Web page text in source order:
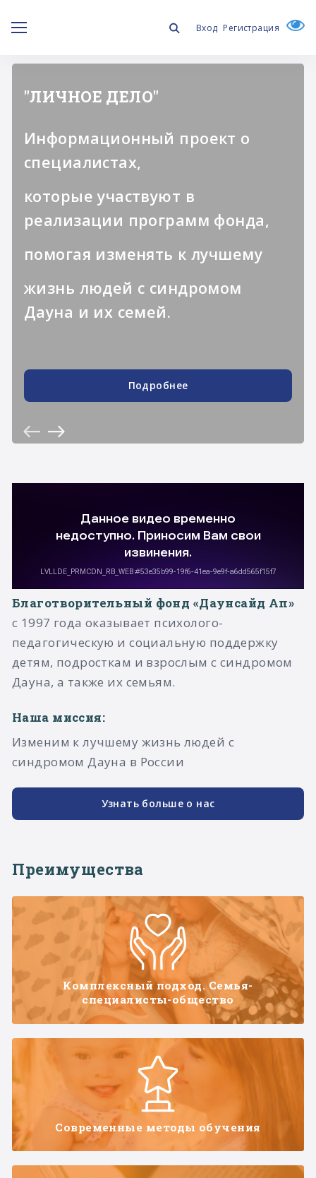
Вход Регистрация
"ЛИЧНОЕ ДЕЛО"
Информационный проект о
специалистах,
которые участвуют в
реализации программ фонда,
помогая изменять к лучшему
жизнь людей с синдромом
Дауна и их семей.
Подробнее
Благотворительный фонд «Даунсайд Ап»
с 1997 года оказывает психолого-
педагогическую и социальную поддержку
детям, подросткам и взрослым с синдромом
Дауна, а также их семьям.​
Наша миссия:
Изменим к лучшему жизнь людей с
синдромом Дауна в России
Узнать больше о нас
Преимущества
Комплексный подход. Семья-
специалисты-общество
Современные методы обучения